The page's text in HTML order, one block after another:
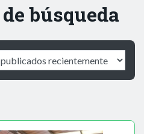
búsqueda